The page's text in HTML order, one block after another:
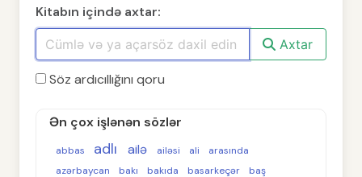
Kitabın içində axtar:
Axtar
Söz ardıcıllığını qoru
Ən çox işlənən sözlər
abbas adlı ailə ailəsi ali
arasında
azərbaycan
bakı bakıda basarkeçər baş